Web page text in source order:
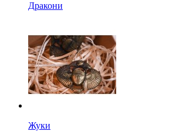
Дракони
Жуки